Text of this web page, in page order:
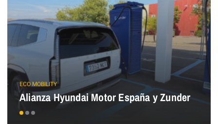
ECO MOBILITY
Alianza Hyundai Motor España y Zunder